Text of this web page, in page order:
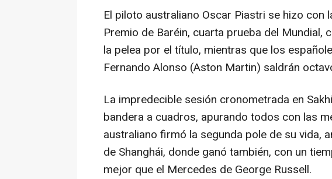
El piloto australiano Oscar Piastri se hizo con
Premio de Baréin, cuarta prueba del Mundial,
la pelea por el título, mientras que los
Fernando Alonso (Aston Martin) saldrán
La impredecible sesión cronometrada en
bandera a cuadros, apurando todos con las
australiano firmó la segunda pole de su vida,
de Shanghái, donde ganó también, con un
mejor que el Mercedes de George Russell.